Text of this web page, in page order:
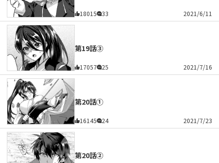
18015 33 2021/6/11
第19話③
17057 25 2021/7/16
第20話①
16145 24 2021/7/23
第20話②